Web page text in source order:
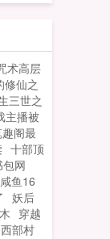
术高层
修仙之
三世之
主播被
阁最
十部顶
网
鱼16
妖后
穿越
西部村